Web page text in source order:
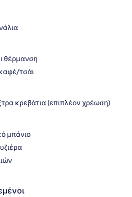
θέρμανση
τσάι
κρεβάτια (επιπλέον χρέωση)
μπάνιο